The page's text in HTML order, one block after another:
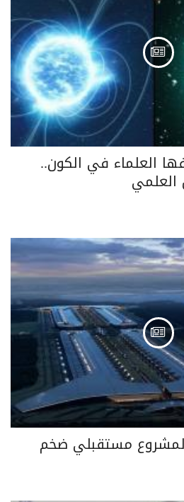
العلماء في الكون..
العلمي
مستقبلي ضخم